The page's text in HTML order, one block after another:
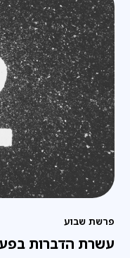
פרשת שבוע
עשרת הדברות